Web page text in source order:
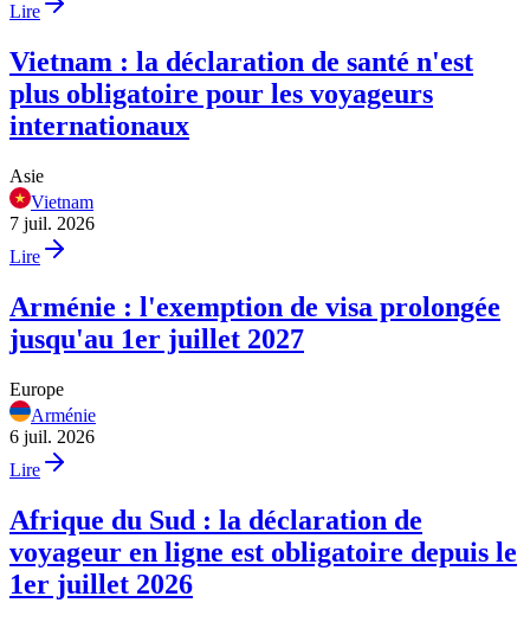
Lire
Vietnam : la déclaration de santé n'est
plus obligatoire pour les voyageurs
internationaux
Asie
Vietnam
7 juil. 2026
Lire
Arménie : l'exemption de visa prolongée
jusqu'au 1er juillet 2027
Europe
Arménie
6 juil. 2026
Lire
Afrique du Sud : la déclaration de
voyageur en ligne est obligatoire depuis le
1er juillet 2026